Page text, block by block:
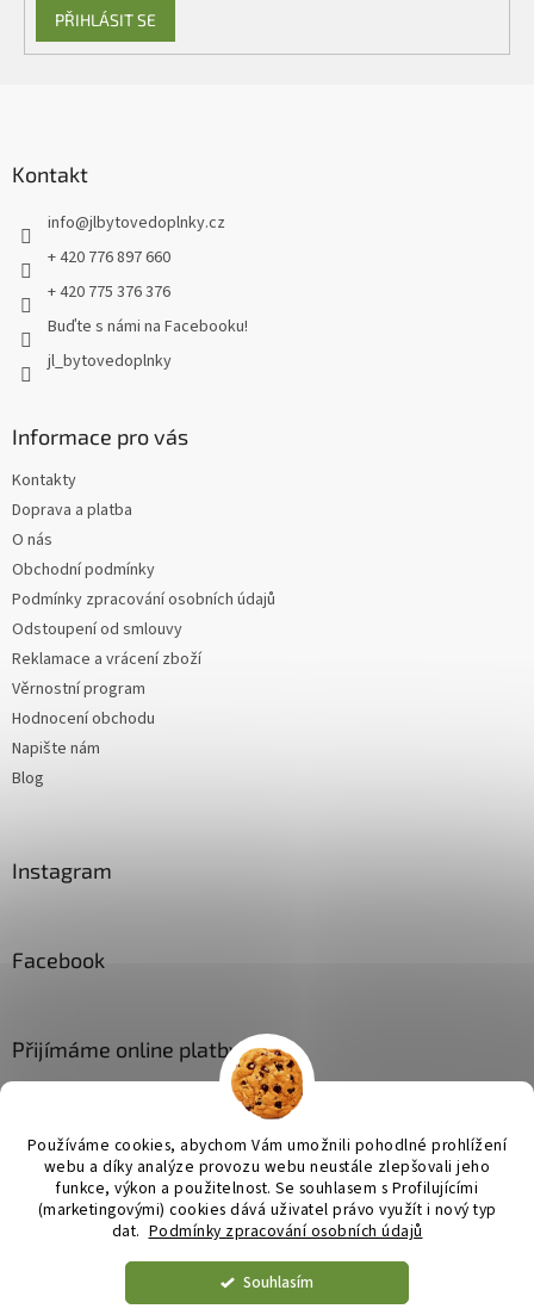
Používáme cookies, abychom Vám umožnili pohodlné prohlížení
webu a díky analýze provozu webu neustále zlepšovali jeho
funkce, výkon a použitelnost. Se souhlasem s Profilujícími
(marketingovými) cookies dává uživatel právo využít i nový typ
dat. Podmínky zpracování osobních údajů
Souhlasím
PŘIHLÁSIT SE
Kontakt
info@jlbytovedoplnky.cz
+ 420 776 897 660
+ 420 775 376 376
Buďte s námi na Facebooku!
jl_bytovedoplnky
Informace pro vás
Kontakty
Doprava a platba
O nás
Obchodní podmínky
Podmínky zpracování osobních údajů
Odstoupení od smlouvy
Reklamace a vrácení zboží
Věrnostní program
Hodnocení obchodu
Napište nám
Blog
Instagram
Facebook
Přijímáme online platby
Vytvořil Shoptet
JL bytové doplňky. Všechna práva vyhrazena.